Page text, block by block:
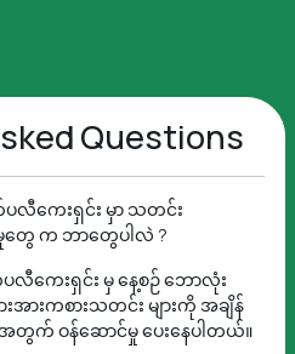
Questions
လီကေးရှင်း မှာ သတင်း
ေ က ဘာတွေပါလဲ ?
ကေးရှင်း မှ နေ့စဉ် ဘောလုံး
ားကစားသတင်း များကို အချိန်
တွက် ဝန်ဆောင်မှု ပေးနေပါတယ်။